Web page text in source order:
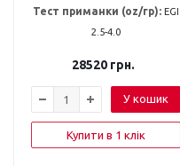
Тест приманки (oz/гр): EGI
2.5-4.0
28520грн.
У кошик
Купити в 1 клік